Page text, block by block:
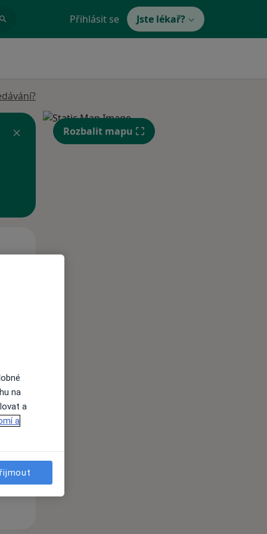
Přihlásit se Jste lékař?
10 Srpen
10 Srpen
Rozbalit mapu
na
a
a